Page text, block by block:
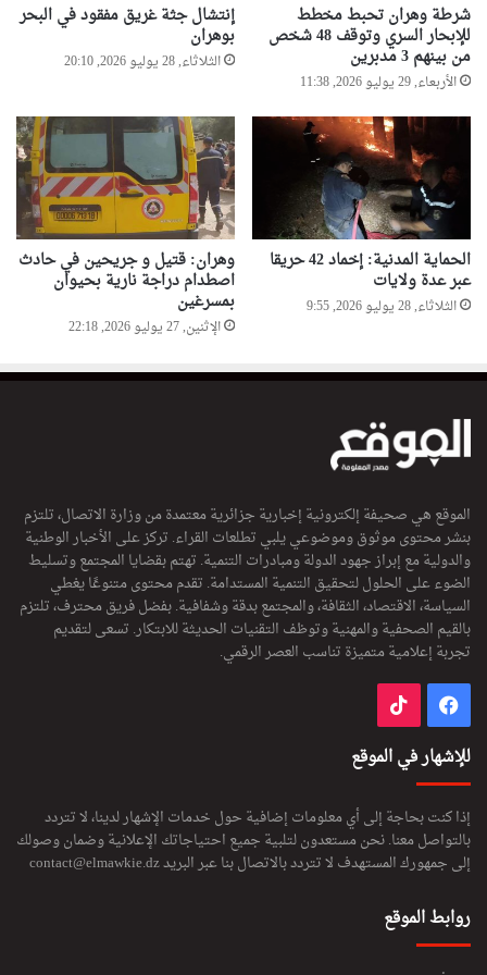
شرطة وهران تحبط مخطط
للإبحار السري وتوقف 48 شخص
من بينهم 3 مدبرين
الأربعاء, 29 يوليو 2026, 11:38
إنتشال جثة غريق مفقود في البحر
بوهران
الثلاثاء, 28 يوليو 2026, 20:10
الحماية المدنية: إخماد 42 حريقا
عبر عدة ولايات
الثلاثاء, 28 يوليو 2026, 9:55
وهران: قتيل و جريحين في حادث
اصطدام دراجة نارية بحيوان
بمسرغين
الإثنين, 27 يوليو 2026, 22:18
الموقع هي صحيفة إلكترونية إخبارية جزائرية معتمدة من وزارة الاتصال، تلتزم
بنشر محتوى موثوق وموضوعي يلبي تطلعات القراء. تركز على الأخبار الوطنية
والدولية مع إبراز جهود الدولة ومبادرات التنمية. تهتم بقضايا المجتمع وتسليط
الضوء على الحلول لتحقيق التنمية المستدامة. تقدم محتوى متنوعًا يغطي
السياسة، الاقتصاد، الثقافة، والمجتمع بدقة وشفافية. بفضل فريق محترف، تلتزم
بالقيم الصحفية والمهنية وتوظف التقنيات الحديثة للابتكار. تسعى لتقديم
تجربة إعلامية متميزة تناسب العصر الرقمي.
فيسبوك
للإشهار في الموقع
إذا كنت بحاجة إلى أي معلومات إضافية حول خدمات الإشهار لدينا، لا تتردد
بالتواصل معنا. نحن مستعدون لتلبية جميع احتياجاتك الإعلانية وضمان وصولك
إلى جمهورك المستهدف لا تتردد بالاتصال بنا عبر البريدcontact@elmawkie.dz
روابط الموقع